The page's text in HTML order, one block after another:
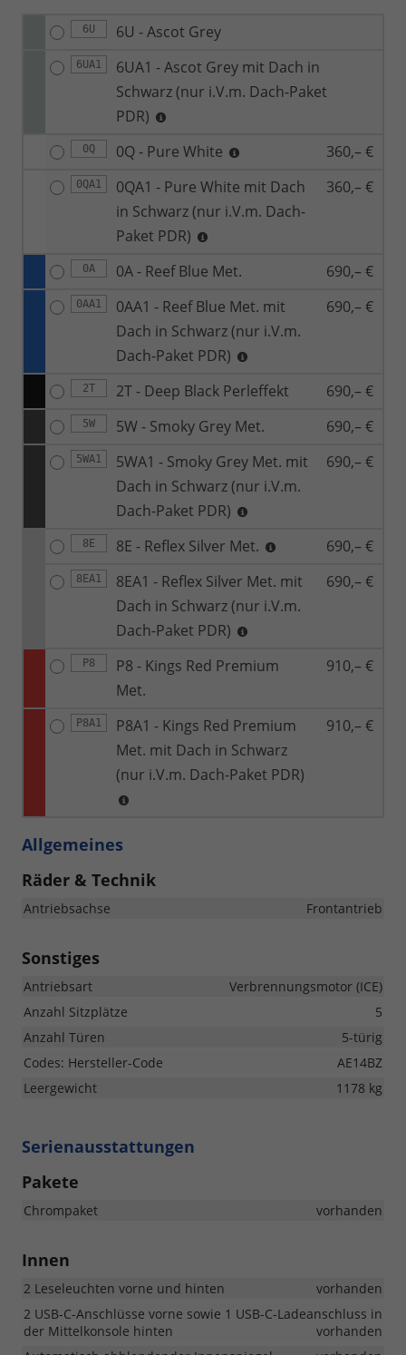
6U 6U - Ascot Grey
6UA1
6UA1 - Ascot Grey mit Dach in
Schwarz (nur i.V.m. Dach-Paket
PDR)
0Q 0Q - Pure White 360,– €
0QA1
0QA1 - Pure White mit Dach
in Schwarz (nur i.V.m. Dach-
Paket PDR)
360,– €
0A 0A - Reef Blue Met. 690,– €
0AA1
0AA1 - Reef Blue Met. mit
Dach in Schwarz (nur i.V.m.
Dach-Paket PDR)
690,– €
2T 2T - Deep Black Perleffekt 690,– €
5W 5W - Smoky Grey Met. 690,– €
5WA1
5WA1 - Smoky Grey Met. mit
Dach in Schwarz (nur i.V.m.
Dach-Paket PDR)
690,– €
8E 8E - Reflex Silver Met. 690,– €
8EA1
8EA1 - Reflex Silver Met. mit
Dach in Schwarz (nur i.V.m.
Dach-Paket PDR)
690,– €
P8
P8 - Kings Red Premium
Met.
910,– €
P8A1
P8A1 - Kings Red Premium
Met. mit Dach in Schwarz
(nur i.V.m. Dach-Paket PDR)
910,– €
Allgemeines
Räder & Technik
Antriebsachse Frontantrieb
Sonstiges
Antriebsart
Verbrennungsmotor (ICE)
Anzahl Sitzplätze
5
Anzahl Türen
5-türig
Codes: Hersteller-Code
AE14BZ
Leergewicht
1178 kg
Serienausstattungen
Pakete
Chrompaket vorhanden
Innen
2 Leseleuchten vorne und hinten
vorhanden
2 USB-C-Anschlüsse vorne sowie 1 USB-C-Ladeanschluss in
der Mittelkonsole hinten
vorhanden